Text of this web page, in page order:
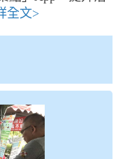
全文>